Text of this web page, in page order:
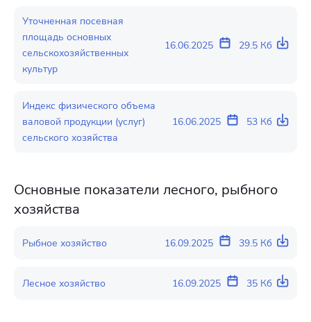
Уточненная посевная
площадь основных
сельскохозяйственных
культур
16.06.2025 29.5 Кб
Индекс физического объема
валовой продукции (услуг)
сельского хозяйства
16.06.2025 53 Кб
Основные показатели лесного, рыбного
хозяйства
Рыбное хозяйство 16.09.2025 39.5 Кб
Лесное хозяйство 16.09.2025 35 Кб